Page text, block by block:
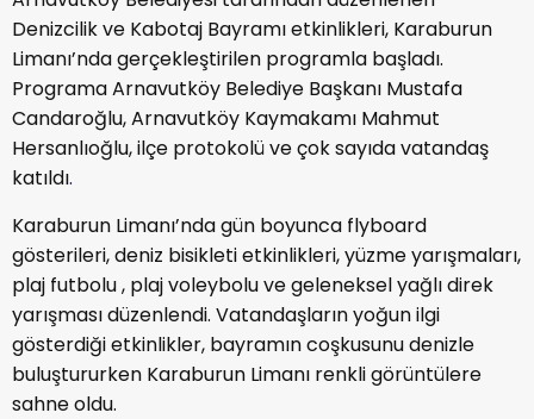
Denizcilik ve Kabotaj Bayramı etkinlikleri, Karaburun
Limanı’nda gerçekleştirilen programla başladı.
Programa Arnavutköy Belediye Başkanı Mustafa
Candaroğlu, Arnavutköy Kaymakamı Mahmut
Hersanlıoğlu, ilçe protokolü ve çok sayıda vatandaş
katıldı.
Karaburun Limanı’nda gün boyunca flyboard
gösterileri, deniz bisikleti etkinlikleri, yüzme yarışmaları,
plaj futbolu , plaj voleybolu ve geleneksel yağlı direk
yarışması düzenlendi. Vatandaşların yoğun ilgi
gösterdiği etkinlikler, bayramın coşkusunu denizle
buluştururken Karaburun Limanı renkli görüntülere
sahne oldu.